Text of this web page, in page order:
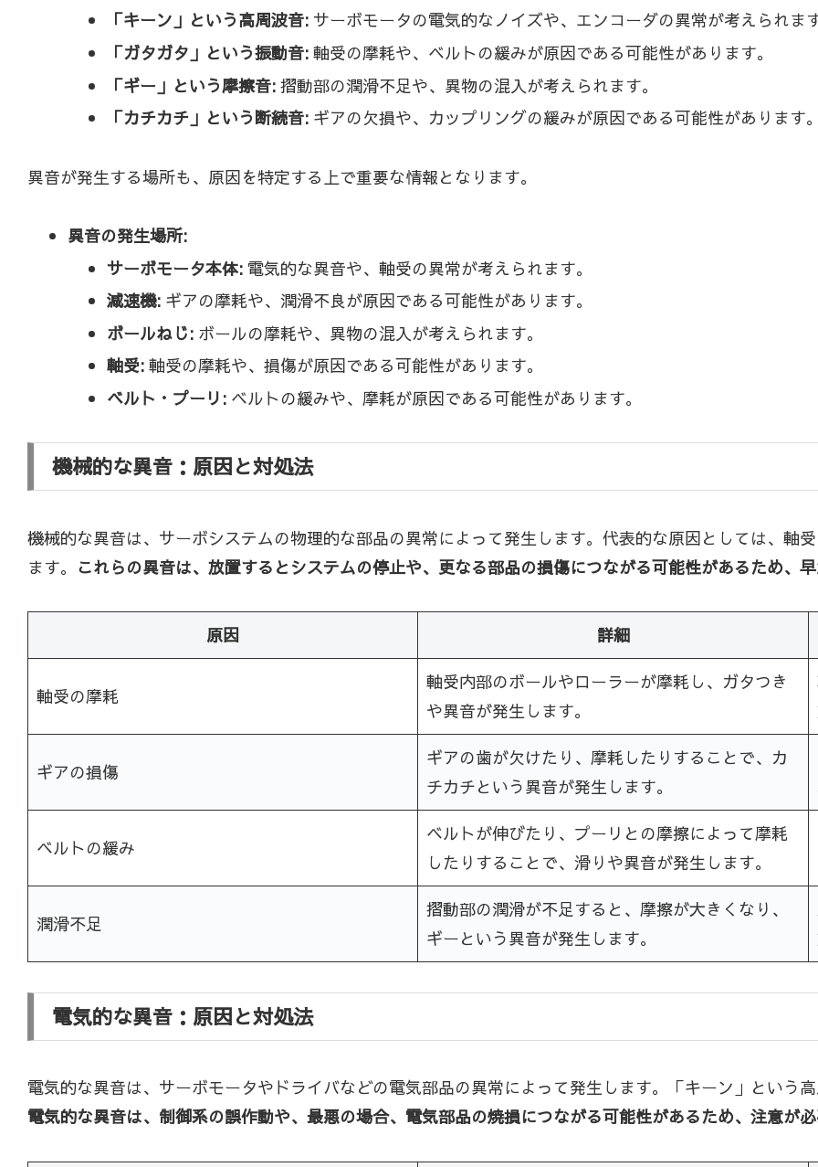
「キーン」という高周波音: サーボモータの電気的なノイズや、エンコーダの異常が考えられま
「ガタガタ」という振動音: 軸受の摩耗や、ベルトの緩みが原因である可能性があります。
「ギー」という摩擦音: 摺動部の潤滑不足や、異物の混入が考えられます。
「カチカチ」という断続音: ギアの欠損や、カップリングの緩みが原因である可能性があります
異音が発生する場所も、原因を特定する上で重要な情報となります。
異音の発生場所:
サーボモータ本体: 電気的な異音や、軸受の異常が考えられます。
減速機: ギアの摩耗や、潤滑不良が原因である可能性があります。
ボールねじ: ボールの摩耗や、異物の混入が考えられます。
軸受: 軸受の摩耗や、損傷が原因である可能性があります。
ベルト・プーリ: ベルトの緩みや、摩耗が原因である可能性があります。
機械的な異音：原因と対処法
機械的な異音は、サーボシステムの物理的な部品の異常によって発生します。代表的な原因としては、軸
ます。 これらの異音は、放置するとシステムの停止や、更なる部品の損傷につながる可能性があるため、
原因 詳細
軸受の摩耗
軸受内部のボールやローラーが摩耗し、ガタつき
や異音が発生します。
ギアの損傷
ギアの歯が欠けたり、摩耗したりすることで、カ
チカチという異音が発生します。
ベルトの緩み
ベルトが伸びたり、プーリとの摩擦によって摩耗
したりすることで、滑りや異音が発生します。
潤滑不足
摺動部の潤滑が不足すると、摩擦が大きくなり、
ギーという異音が発生します。
電気的な異音：原因と対処法
電気的な異音は、サーボモータやドライバなどの電気部品の異常によって発生します。「キーン」という
電気的な異音は、制御系の誤作動や、最悪の場合、電気部品の焼損につながる可能性があるため、注意が